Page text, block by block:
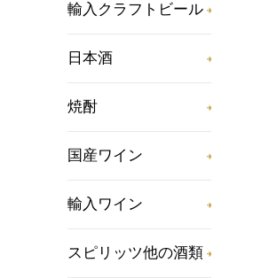
輸入クラフトビール
日本酒
焼酎
国産ワイン
輸入ワイン
スピリッツ他の酒類